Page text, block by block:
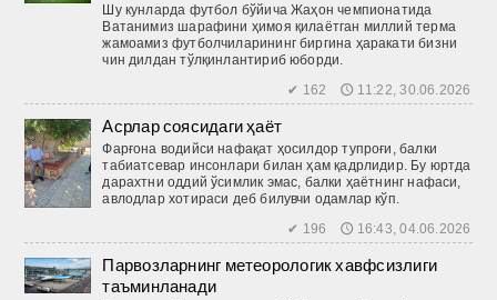
Шу кунларда футбол бўйича Жаҳон чемпионатида
Ватанимиз шарафини ҳимоя қилаётган миллий терма
жамоамиз футболчиларининг биргина ҳаракати бизни
чин дилдан тўлқинлантириб юборди.
✔ 162 🕔 11:22, 30.06.2026
Асрлар соясидаги ҳаёт
Фарғона водийси нафақат ҳосилдор тупроғи, балки
табиатсевар инсонлари билан ҳам қадрлидир. Бу юртда
дарахтни оддий ўсимлик эмас, балки ҳаётнинг нафаси,
авлодлар хотираси деб билувчи одамлар кўп.
✔ 196 🕔 16:43, 04.06.2026
Парвозларнинг метеорологик хавфсизлиги
таъминланади